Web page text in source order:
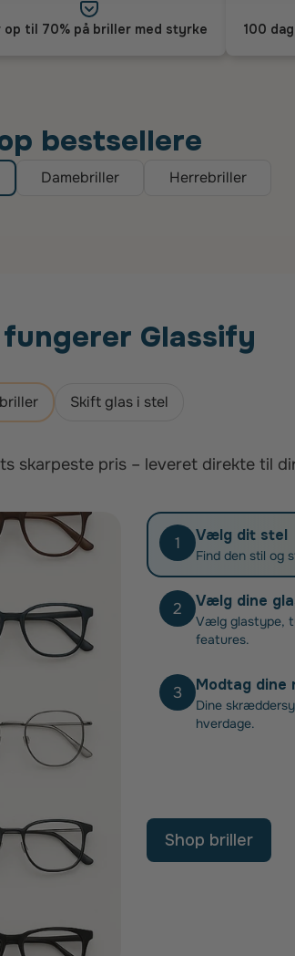
op til 70% på briller med styrke 100
bestsellere
Damebriller Herrebriller
Glassify
Skift glas i stel
skarpeste pris – leveret direkte til
1 Vælg dit stel
Find den stil og
2 Vælg dine
Vælg glastype,
features.
3 Modtag dine
Dine
hverdage.
Shop briller